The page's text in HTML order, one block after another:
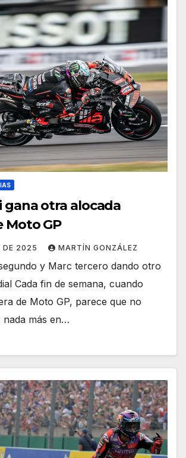
gana otra alocada
Moto GP
DE 2025 MARTÍN GONZÁLEZ
y Marc tercero dando otro
Cada fin de semana, cuando
de Moto GP, parece que no
más en…